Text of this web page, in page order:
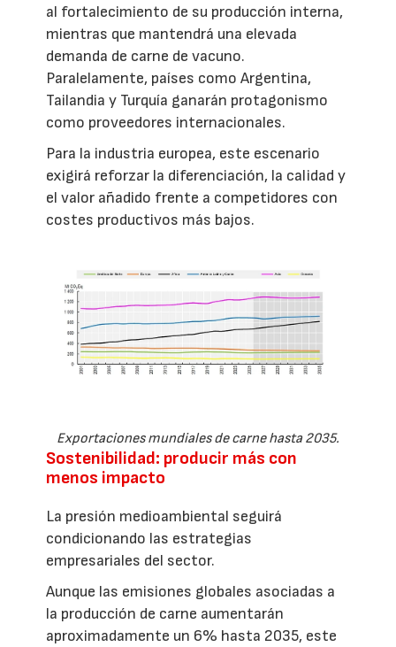
al fortalecimiento de su producción interna,
mientras que mantendrá una elevada
demanda de carne de vacuno.
Paralelamente, países como Argentina,
Tailandia y Turquía ganarán protagonismo
como proveedores internacionales.
Para la industria europea, este escenario
exigirá reforzar la diferenciación, la calidad y
el valor añadido frente a competidores con
costes productivos más bajos.
Exportaciones mundiales de carne hasta 2035.
Sostenibilidad: producir más con
menos impacto
La presión medioambiental seguirá
condicionando las estrategias
empresariales del sector.
Aunque las emisiones globales asociadas a
la producción de carne aumentarán
aproximadamente un 6% hasta 2035, este